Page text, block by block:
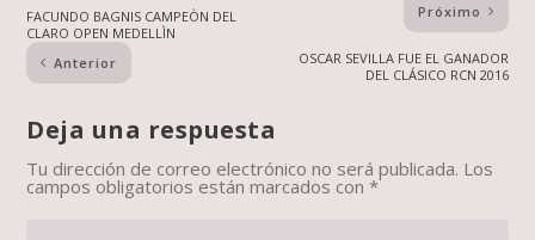
FACUNDO BAGNIS CAMPEÒN DEL
CLARO OPEN MEDELLÌN
Anterior
Próximo
OSCAR SEVILLA FUE EL GANADOR
DEL CLÁSICO RCN 2016
Deja una respuesta
Tu dirección de correo electrónico no será publicada. Los
campos obligatorios están marcados con*